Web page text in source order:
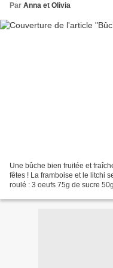
Par Anna et Olivia
Une bûche bien fruitée et
fêtes ! La framboise et le litchi
roulé : 3 oeufs 75g de sucre